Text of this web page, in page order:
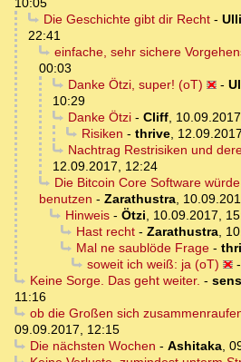
10:05
Die Geschichte gibt dir Recht-
22:41
einfache, sehr sichere
00:03
Danke Ötzi, super! (oT)
-
10:29
Danke Ötzi- Cliff,
Risiken - thrive,
Nachtrag Restrisiken und
12.09.2017, 12:24
Die Bitcoin Core Software
benutzen - Zarathustra,
Hinweis- Ötzi, 10.09.2017,
Hast recht- Zarathustra,
Mal ne saublöde Frage-
soweit ich weiß: ja (oT)
-
Keine Sorge. Das geht weiter. -
11:16
ob die Großen sich
09.09.2017, 12:15
Die nächsten Wochen - Ashitaka,